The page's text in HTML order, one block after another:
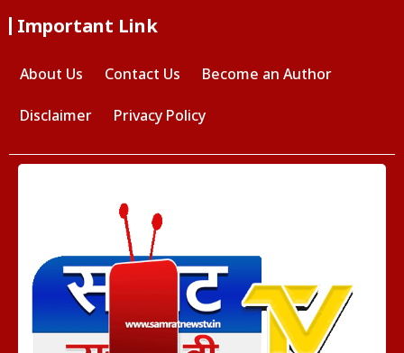
Important Link
About Us Contact Us Become an Author
Disclaimer Privacy Policy